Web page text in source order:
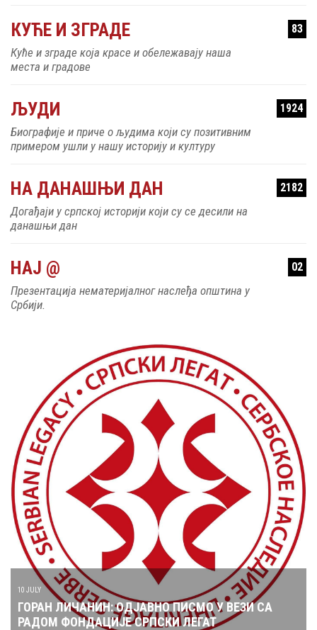
КУЋЕ И ЗГРАДЕ 83
Куће и зграде која красе и обележавају наша
места и градове
ЉУДИ 1924
Биографије и приче о људима који су позитивним
примером ушли у нашу историју и културу
НА ДАНАШЊИ ДАН 2182
Догађаји у српској историји који су се десили на
данашњи дан
НАЈ @ 02
Презентација нематеријалног наслеђа општина у
Србији.
10 JULY
ГОРАН ЛИЧАНИН: ОДЈАВНО ПИСМО У ВЕЗИ СА
РАДОМ ФОНДАЦИЈЕ СРПСКИ ЛЕГАТ